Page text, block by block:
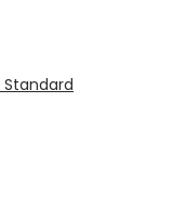
Standard